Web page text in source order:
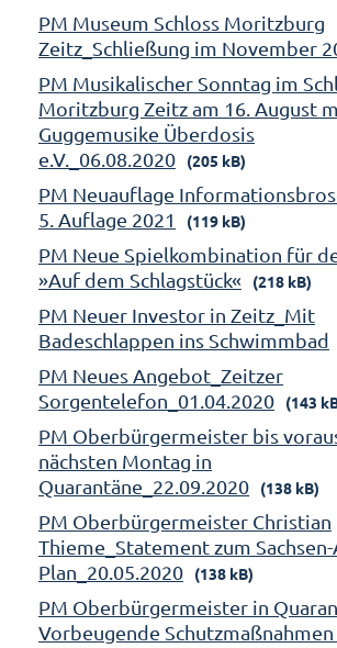
PM Museum Schloss Moritzburg
Zeitz_Schließung im November
PM Musikalischer Sonntag im
Moritzburg Zeitz am 16. August
Guggemusike Überdosis
e.V._06.08.2020
(205 kB)
PM Neuauflage
5. Auflage 2021
(119 kB)
PM Neue Spielkombination für
»Auf dem Schlagstück«
(218 kB)
PM Neuer Investor in Zeitz_Mit
Badeschlappen ins Schwimmbad
PM Neues Angebot_Zeitzer
Sorgentelefon_01.04.2020
(143
PM Oberbürgermeister bis
nächsten Montag in
Quarantäne_22.09.2020
(138 kB)
PM Oberbürgermeister Christian
Thieme_Statement zum
Plan_20.05.2020
(138 kB)
PM Oberbürgermeister in
Vorbeugende